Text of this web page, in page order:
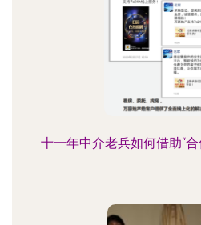
十一年中介老兵如何借助“